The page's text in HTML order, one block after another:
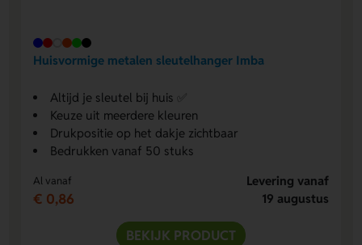
Huisvormige metalen sleutelhanger Imba
Altijd je sleutel bij huis ✅
Keuze uit meerdere kleuren
Drukpositie op het dakje zichtbaar
Bedrukken vanaf 50 stuks
Al vanaf
€ 0,86
Levering vanaf
19 augustus
BEKIJK PRODUCT